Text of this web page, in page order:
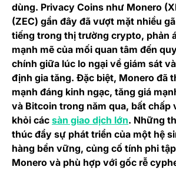
dùng. Privacy Coins như Monero
(ZEC) gần đây đã vượt mặt nhiều
tiếng trong thị trường crypto, phản
mạnh mẽ của mối quan tâm đến
chính giữa lúc lo ngại về giám sát
định gia tăng. Đặc biệt, Monero đã
mạnh đáng kinh ngạc, tăng giá
và Bitcoin trong năm qua, bất chấp
khỏi các sàn giao dịch lớn. Những
thúc đẩy sự phát triển của một hệ
hàng bền vững, củng cố tính phi
Monero và phù hợp với gốc rễ